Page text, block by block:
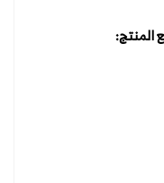
المنتج: